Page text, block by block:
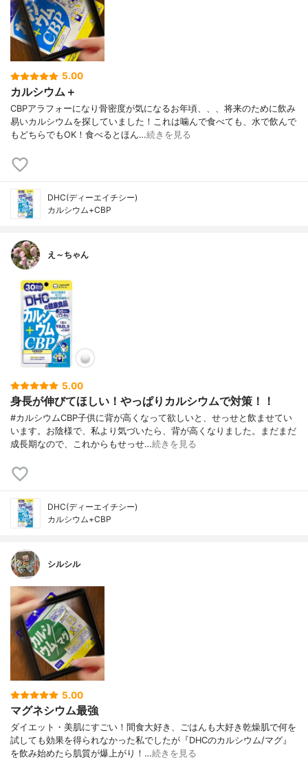
5.00
カルシウム＋
CBPアラフォーになり骨密度が気になるお年頃、、、将来のために飲み
易いカルシウムを探していました！これは噛んで食べても、水で飲んで
もどちらでもOK！食べるとほん…続きを見る
DHC(ディーエイチシー)
カルシウム+CBP
え～ちゃん
5.00
身長が伸びてほしい！やっぱりカルシウムで対策！！
#カルシウムCBP子供に背が高くなって欲しいと、せっせと飲ませてい
います。お陰様で、私より気づいたら、背が高くなりました。まだまだ
成長期なので、これからもせっせ…続きを見る
DHC(ディーエイチシー)
カルシウム+CBP
シルシル
5.00
マグネシウム最強
ダイエット・美肌にすごい！間食大好き、ごはんも大好き乾燥肌で何を
試しても効果を得られなかった私でしたが『DHCのカルシウム/マグ』
を飲み始めたら肌質が爆上がり！…続きを見る